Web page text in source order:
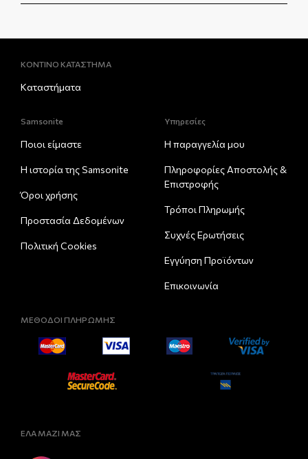
ΚΟΝΤΙΝΟ ΚΑΤΑΣΤΗΜΑ
Καταστήματα
Samsonite
Ποιοι είμαστε
Η ιστορία της Samsonite
Όροι χρήσης
Προστασία Δεδομένων
Πολιτική Cookies
Υπηρεσίες
Η παραγγελία μου
Πληροφορίες Αποστολής &
Eπιστροφής
Τρόποι Πληρωμής
Συχνές Ερωτήσεις
Εγγύηση Προϊόντων
Επικοινωνία
ΜΕΘΟΔΟΙ ΠΛΗΡΩΜΗΣ
ΕΛΑ ΜΑΖΙ ΜΑΣ